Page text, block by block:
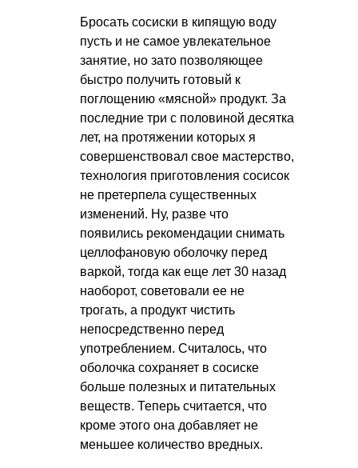
Бросать сосиски в кипящую воду
пусть и не самое увлекательное
занятие, но зато позволяющее
быстро получить готовый к
поглощению «мясной» продукт. За
последние три с половиной десятка
лет, на протяжении которых я
совершенствовал свое мастерство,
технология приготовления сосисок
не претерпела существенных
изменений. Ну, разве что
появились рекомендации снимать
целлофановую оболочку перед
варкой, тогда как еще лет 30 назад
наоборот, советовали ее не
трогать, а продукт чистить
непосредственно перед
употреблением. Считалось, что
оболочка сохраняет в сосиске
больше полезных и питательных
веществ. Теперь считается, что
кроме этого она добавляет не
меньшее количество вредных.